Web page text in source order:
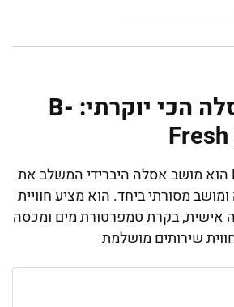
מושב אסלה הכי יוקרתי: B-
ה-B-Fresh P22330 הוא מושב אסלה היברידי המשלב את
מסורתי ביחד. הוא מציע חוויית
אישית, בקרת טמפרטורת מים ומכסה
שירותים מושלמת